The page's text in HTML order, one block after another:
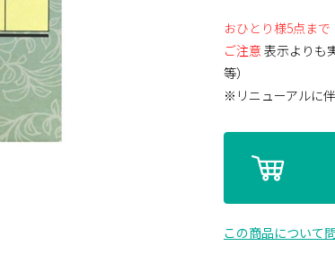
おひとり様5点まで
ご注意 表示よりも
等）
※リニューアルに
この商品について